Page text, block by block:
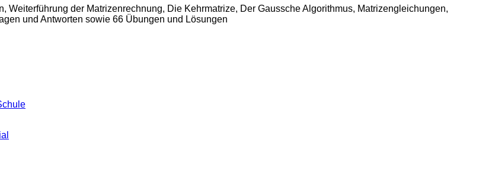
der Matrizenrechnung, Die Kehrmatrize, Der Gaussche Algorithmus, Matrizengleichungen,
und Antworten sowie 66 Übungen und Lösungen